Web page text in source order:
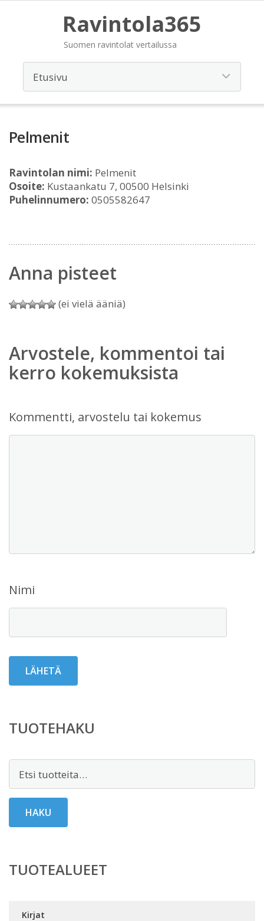
Ravintola365
Suomen ravintolat vertailussa
Pelmenit
Ravintolan nimi: Pelmenit
Osoite: Kustaankatu 7, 00500 Helsinki
Puhelinnumero: 0505582647
Anna pisteet
(ei vielä ääniä)
Arvostele, kommentoi tai
kerro kokemuksista
Kommentti, arvostelu tai kokemus
Nimi
TUOTEHAKU
HAKU
TUOTEALUEET
Kirjat